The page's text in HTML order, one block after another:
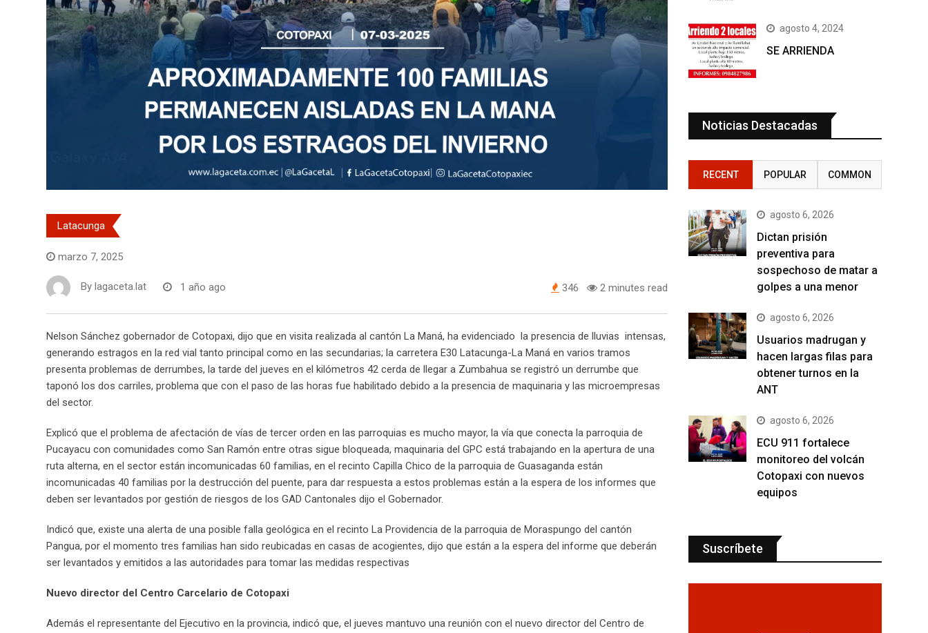
Latacunga
marzo 7, 2025
By lagaceta.lat 1 año ago 346 2 minutes read
Nelson Sánchez gobernador de Cotopaxi, dijo que en visita realizada al cantón La Maná, ha evidenciado la presencia de lluvias intensas,
generando estragos en la red vial tanto principal como en las secundarias; la carretera E30 Latacunga-La Maná en varios tramos
presenta problemas de derrumbes, la tarde del jueves en el kilómetros 42 cerda de llegar a Zumbahua se registró un derrumbe que
taponó los dos carriles, problema que con el paso de las horas fue habilitado debido a la presencia de maquinaria y las microempresas
del sector.
Explicó que el problema de afectación de vías de tercer orden en las parroquias es mucho mayor, la vía que conecta la parroquia de
Pucayacu con comunidades como San Ramón entre otras sigue bloqueada, maquinaria del GPC está trabajando en la apertura de una
ruta alterna, en el sector están incomunicadas 60 familias, en el recinto Capilla Chico de la parroquia de Guasaganda están
incomunicadas 40 familias por la destrucción del puente, para dar respuesta a estos problemas están a la espera de los informes que
deben ser levantados por gestión de riesgos de los GAD Cantonales dijo el Gobernador.
Indicó que, existe una alerta de una posible falla geológica en el recinto La Providencia de la parroquia de Moraspungo del cantón
Pangua, por el momento tres familias han sido reubicadas en casas de acogientes, dijo que están a la espera del informe que deberán
ser levantados y emitidos a las autoridades para tomar las medidas respectivas
Nuevo director del Centro Carcelario de Cotopaxi
Además el representante del Ejecutivo en la provincia, indicó que, el jueves mantuvo una reunión con el nuevo director del Centro de
agosto 4, 2024
SE ARRIENDA
Noticias Destacadas
RECENT POPULAR COMMON
agosto 6, 2026
Dictan prisión
preventiva para
sospechoso de matar a
golpes a una menor
agosto 6, 2026
Usuarios madrugan y
hacen largas filas para
obtener turnos en la
ANT
agosto 6, 2026
ECU 911 fortalece
monitoreo del volcán
Cotopaxi con nuevos
equipos
Suscríbete